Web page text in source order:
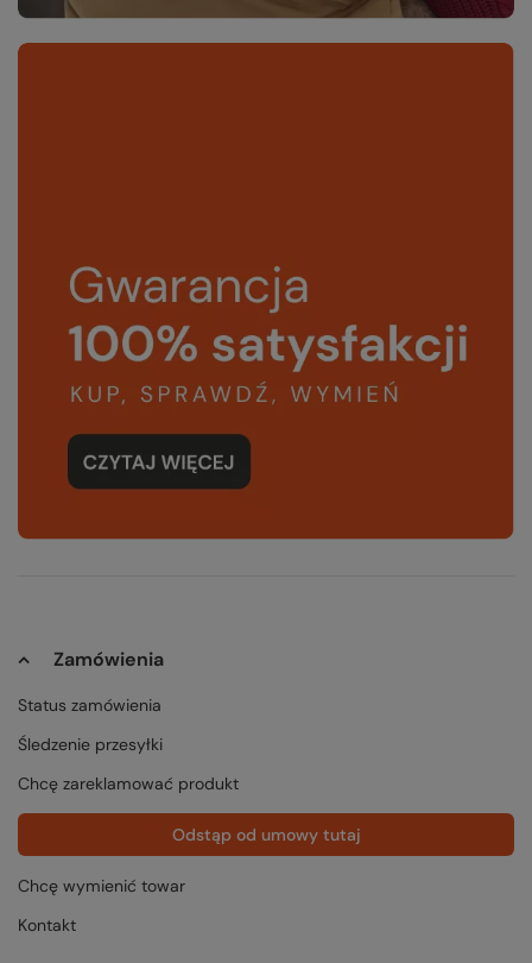
Zamówienia
Status zamówienia
Śledzenie przesyłki
Chcę zareklamować produkt
Odstąp od umowy tutaj
Chcę wymienić towar
Kontakt